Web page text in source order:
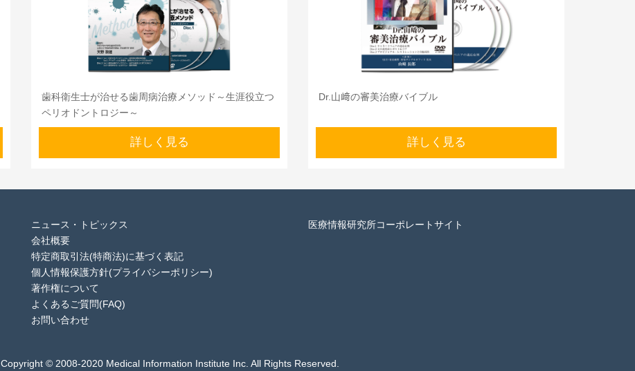
歯科衛生士が治せる歯周病治療メソッド～生涯役立つ
ペリオドントロジー～
詳しく見る
Dr.山﨑の審美治療バイブル
詳しく見る
ニュース・トピックス
会社概要
特定商取引法(特商法)に基づく表記
個人情報保護方針(プライバシーポリシー)
著作権について
よくあるご質問(FAQ)
お問い合わせ
医療情報研究所コーポレートサイト
Copyright © 2008-2020 Medical Information Institute Inc. All Rights Reserved.